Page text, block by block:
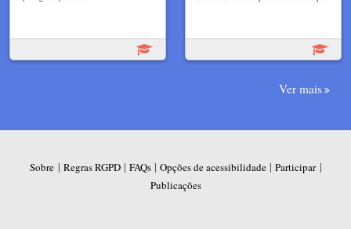
Ver mais
Sobre | Regras RGPD| FAQs| Opções de acessibilidade| Participar|
Publicações